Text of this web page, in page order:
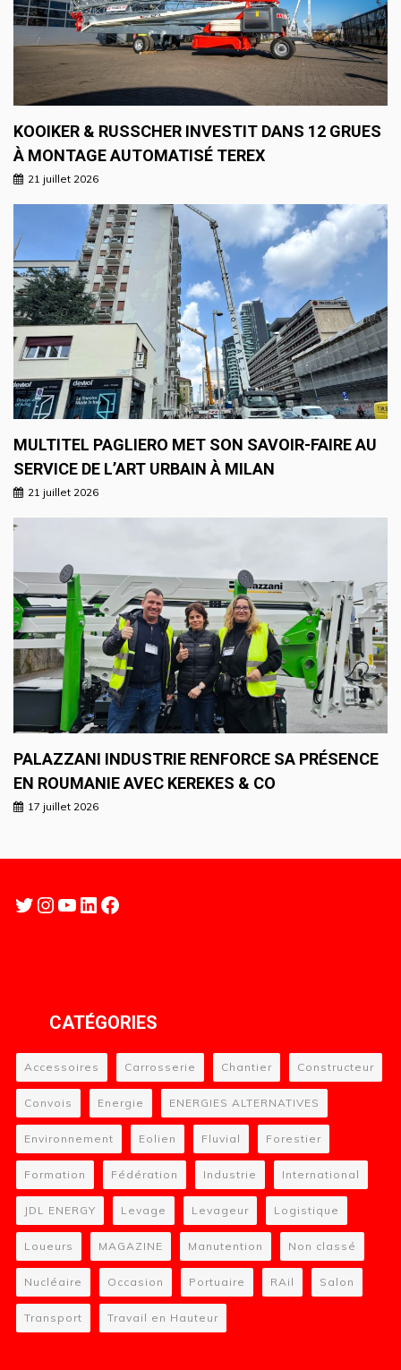
KOOIKER & RUSSCHER INVESTIT DANS 12 GRUES
À MONTAGE AUTOMATISÉ TEREX
21 juillet 2026
MULTITEL PAGLIERO MET SON SAVOIR-FAIRE AU
SERVICE DE L’ART URBAIN À MILAN
21 juillet 2026
PALAZZANI INDUSTRIE RENFORCE SA PRÉSENCE
EN ROUMANIE AVEC KEREKES & CO
17 juillet 2026
Twitter
Instagram
YouTube
LinkedIn
Facebook
CATÉGORIES
Accessoires Carrosserie Chantier Constructeur
Convois Energie ENERGIES ALTERNATIVES
Environnement Eolien Fluvial Forestier
Formation Fédération Industrie International
JDL ENERGY Levage Levageur Logistique
Loueurs MAGAZINE Manutention Non classé
Nucléaire Occasion Portuaire RAil Salon
Transport Travail en Hauteur